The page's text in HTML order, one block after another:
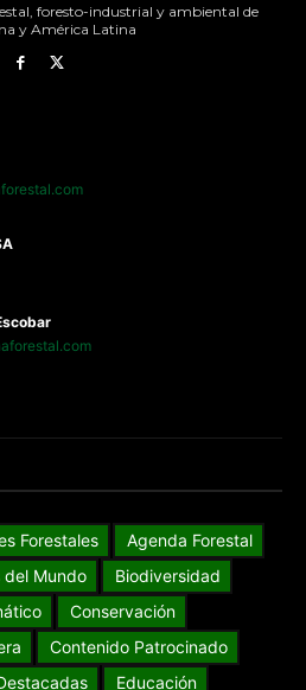
foresto-industrial y ambiental de
y América Latina
Forestales
Agenda Forestal
del Mundo
Biodiversidad
Conservación
Contenido Patrocinado
Educación